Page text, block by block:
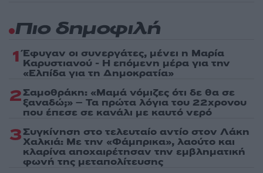
Πιο δημοφιλή
1 Έφυγαν οι συνεργάτες, μένει η Μαρία
Καρυστιανού - Η επόμενη μέρα για την
«Ελπίδα για τη Δημοκρατία»
2Σαμοθράκη: «Μαμά νόμιζες ότι δε θα σε
ξαναδώ;» – Τα πρώτα λόγια του 22χρονου
που έπεσε σε κανάλι με καυτό νερό
3Συγκίνηση στο τελευταίο αντίο στον Λάκη
Χαλκιά: Με την «Φάμπρικα», λαούτο και
κλαρίνα αποχαιρέτησαν την εμβληματική
φωνή της μεταπολίτευσης